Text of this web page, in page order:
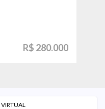
R$ 280.000